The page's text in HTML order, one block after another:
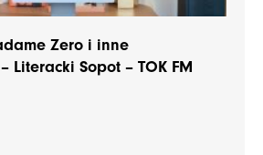
Zero i inne
Literacki Sopot – TOK FM